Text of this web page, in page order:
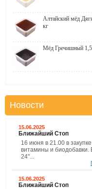
Алтайский мёд
кг
Мёд Гречишный
Новости
15.06.2025
Ближайший Стоп
16 июня в 21.00 в
витамины и биодобавки.
24"...
15.06.2025
Ближайший Стоп